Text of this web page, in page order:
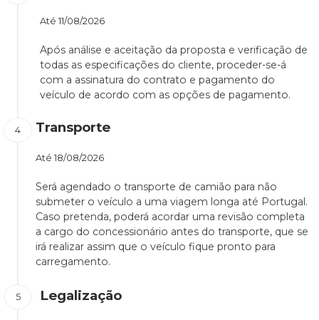
Até 11/08/2026
Após análise e aceitação da proposta e verificação de
todas as especificações do cliente, proceder-se-á
com a assinatura do contrato e pagamento do
veículo de acordo com as opções de pagamento.
Transporte
Até 18/08/2026
Será agendado o transporte de camião para não
submeter o veículo a uma viagem longa até Portugal.
Caso pretenda, poderá acordar uma revisão completa
a cargo do concessionário antes do transporte, que se
irá realizar assim que o veículo fique pronto para
carregamento.
Legalização